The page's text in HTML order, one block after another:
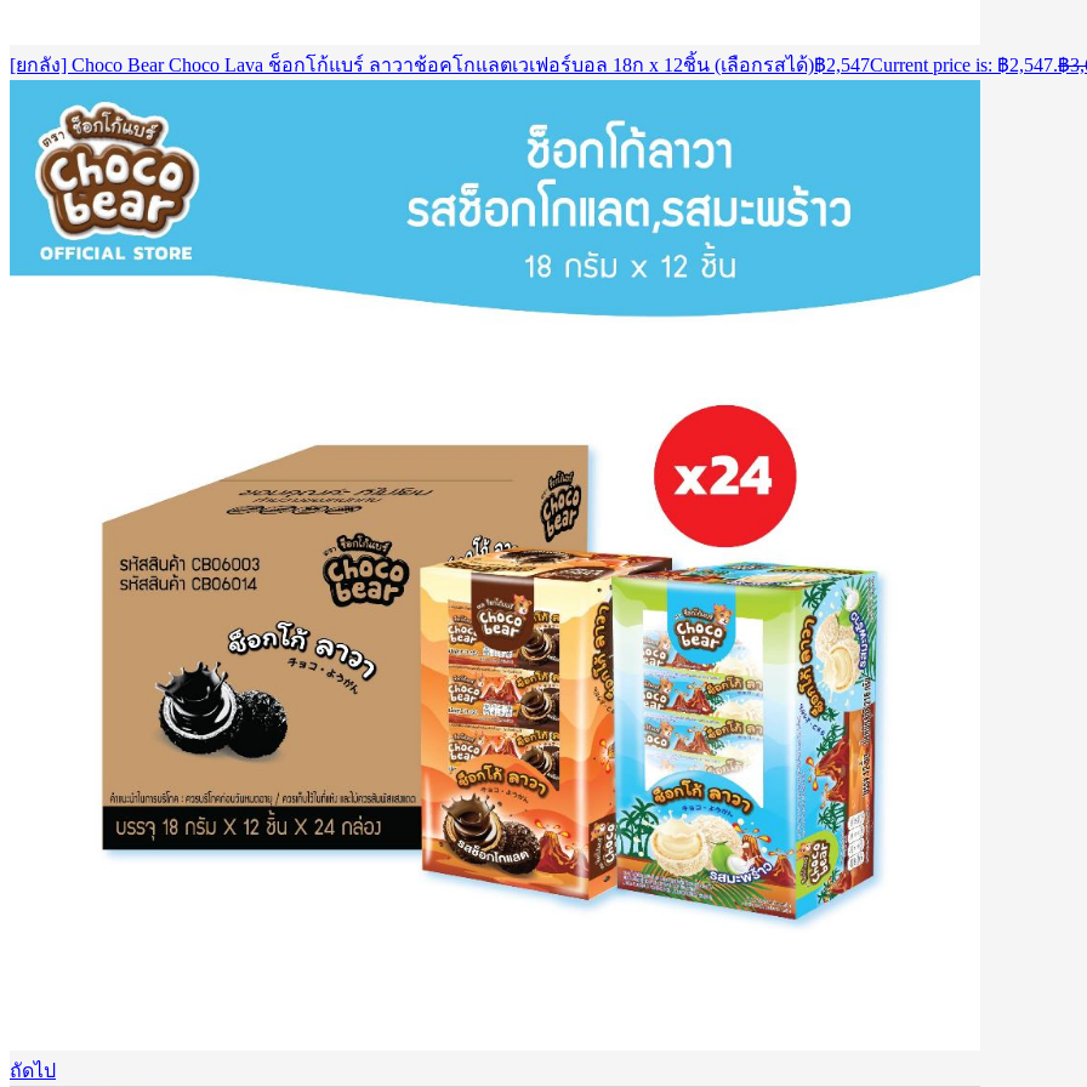
[ยกลัง] Choco Bear Choco Lava ช็อกโก้แบร์ ลาวาช้อคโกแลตเวเฟอร์บอล 18ก x 12ชิ้น (เลือกรสได้)฿2,547Current price is: ฿2,547.฿
ถัดไป